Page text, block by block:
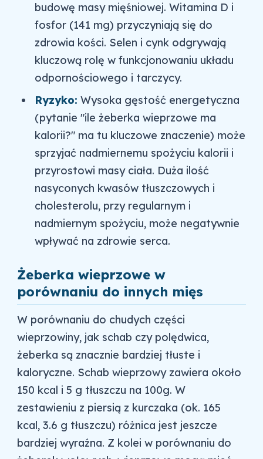
budowę masy mięśniowej. Witamina D i
fosfor (141 mg) przyczyniają się do
zdrowia kości. Selen i cynk odgrywają
kluczową rolę w funkcjonowaniu układu
odpornościowego i tarczycy.
Ryzyko: Wysoka gęstość energetyczna
(pytanie "ile żeberka wieprzowe ma
kalorii?" ma tu kluczowe znaczenie) może
sprzyjać nadmiernemu spożyciu kalorii i
przyrostowi masy ciała. Duża ilość
nasyconych kwasów tłuszczowych i
cholesterolu, przy regularnym i
nadmiernym spożyciu, może negatywnie
wpływać na zdrowie serca.
Żeberka wieprzowe w
porównaniu do innych mięs
W porównaniu do chudych części
wieprzowiny, jak schab czy polędwica,
żeberka są znacznie bardziej tłuste i
kaloryczne. Schab wieprzowy zawiera około
150 kcal i 5 g tłuszczu na 100g. W
zestawieniu z piersią z kurczaka (ok. 165
kcal, 3.6 g tłuszczu) różnica jest jeszcze
bardziej wyraźna. Z kolei w porównaniu do